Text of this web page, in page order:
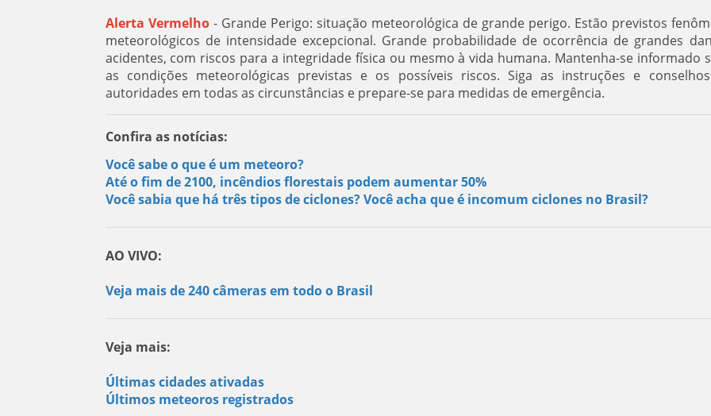
Alerta Vermelho- Grande Perigo: situação meteorológica de grande perigo. Estão previstos
meteorológicos de intensidade excepcional. Grande probabilidade de ocorrência de grandes
acidentes, com riscos para a integridade física ou mesmo à vida humana. Mantenha-se informado
as condições meteorológicas previstas e os possíveis riscos. Siga as instruções e
autoridades em todas as circunstâncias e prepare-se para medidas de emergência.
Confira as notícias:
Você sabe o que é um meteoro?
Até o fim de 2100, incêndios florestais podem aumentar 50%
Você sabia que há três tipos de ciclones? Você acha que é incomum ciclones no Brasil?
AO VIVO:
Veja mais de 240 câmeras em todo o Brasil
Veja mais:
Últimas cidades ativadas
Últimos meteoros registrados